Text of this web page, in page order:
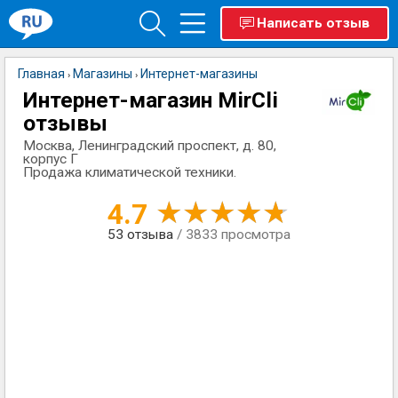
Написать отзыв
Главная › Магазины › Интернет-магазины
Интернет-магазин MirCli
отзывы
Москва, Ленинградский проспект, д. 80,
корпус Г
Продажа климатической техники.
4.7
53 отзыва / 3833 просмотра